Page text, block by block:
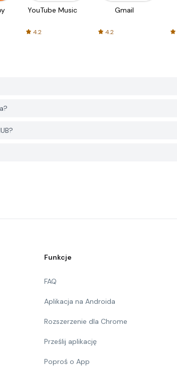
YouTube Music
4.2
Gmail
4.2
Funkcje
FAQ
Aplikacja na Androida
Rozszerzenie dla Chrome
Prześlij aplikację
Poproś o App